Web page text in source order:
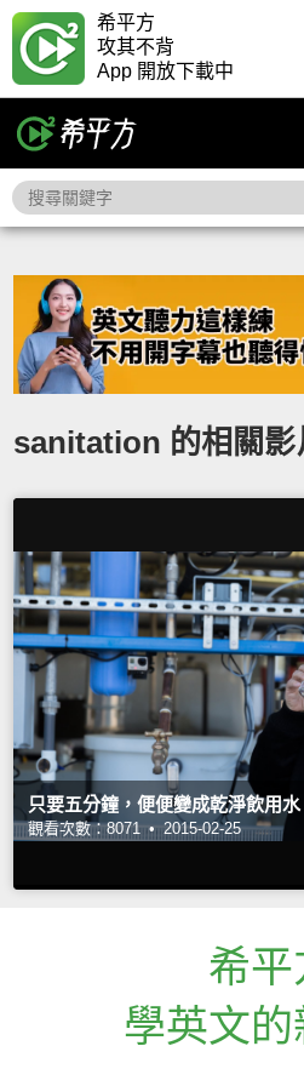
希平方
攻其不背
App 開放下載中
sanitation 的相關影
只要五分鐘，便便變成乾淨飲用水
觀看次數：8071 • 2015-02-25
希平
學英文